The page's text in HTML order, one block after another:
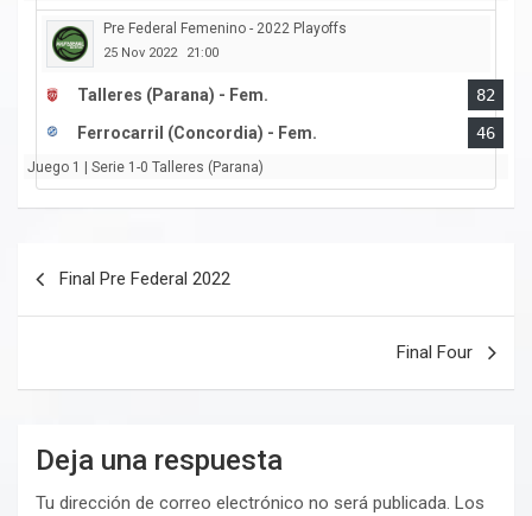
Pre Federal Femenino - 2022 Playoffs
25 Nov 2022 21:00
Talleres (Parana) - Fem.
82
Ferrocarril (Concordia) - Fem.
46
Juego 1 | Serie 1-0 Talleres (Parana)
Final Pre Federal 2022
Final Four
Deja una respuesta
Tu dirección de correo electrónico no será publicada. Los